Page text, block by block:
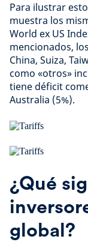
Para ilustrar
muestra los
World ex US
mencionados,
China, Suiza,
como «otros»
tiene déficit
Australia (5%).
¿Qué
global?